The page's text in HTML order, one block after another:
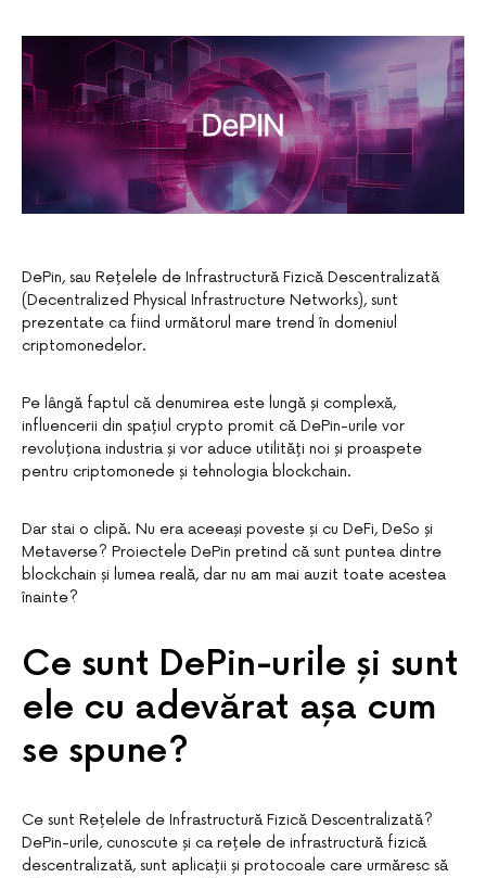
DePin, sau Rețelele de Infrastructură Fizică Descentralizată
(Decentralized Physical Infrastructure Networks), sunt
prezentate ca fiind următorul mare trend în domeniul
criptomonedelor.
Pe lângă faptul că denumirea este lungă și complexă,
influencerii din spațiul crypto promit că DePin-urile vor
revoluționa industria și vor aduce utilități noi și proaspete
pentru criptomonede și tehnologia blockchain.
Dar stai o clipă. Nu era aceeași poveste și cu DeFi, DeSo și
Metaverse? Proiectele DePin pretind că sunt puntea dintre
blockchain și lumea reală, dar nu am mai auzit toate acestea
înainte?
Ce sunt DePin-urile și sunt
ele cu adevărat așa cum
se spune?
Ce sunt Rețelele de Infrastructură Fizică Descentralizată?
DePin-urile, cunoscute și ca rețele de infrastructură fizică
descentralizată, sunt aplicații și protocoale care urmăresc să